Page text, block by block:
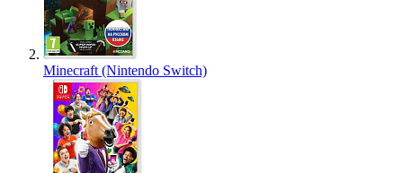
Minecraft (Nintendo Switch)